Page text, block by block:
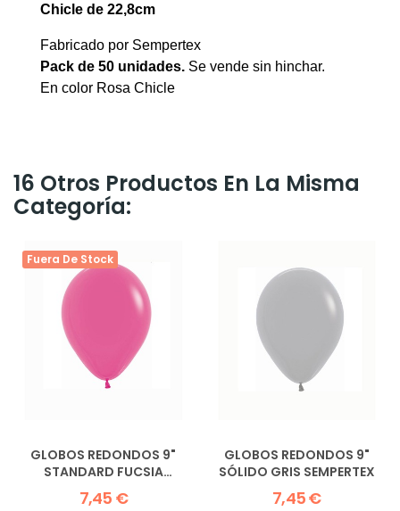
Chicle de 22,8cm
Fabricado por Sempertex
Pack de 50 unidades. Se vende sin hinchar.
En color Rosa Chicle
16 Otros Productos En La Misma
Categoría:
Fuera De Stock
GLOBOS REDONDOS 9"
STANDARD FUCSIA
SEMPERTEX
7,45 €
GLOBOS REDONDOS 9"
SÓLIDO GRIS SEMPERTEX
7,45 €